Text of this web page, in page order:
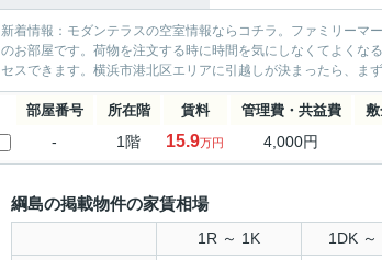
新着情報：モダンテラスの空室情報ならコチラ。ファミリーマ
のお部屋です。荷物を注文する時に時間を気にしなくてよくな
セスできます。横浜市港北区エリアに引越しが決まったら、
部屋番号 所在階 賃料 管理費・共益費
- 1階 15.9万円 4,000円
綱島の掲載物件の家賃相場
1R ～ 1K 1DK ～